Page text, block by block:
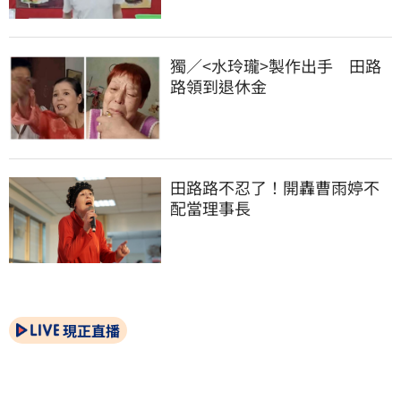
獨／<水玲瓏>製作出手　田路
路領到退休金
田路路不忍了！開轟曹雨婷不
配當理事長
現正直播